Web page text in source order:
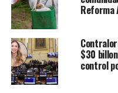
Reforma
$30
control